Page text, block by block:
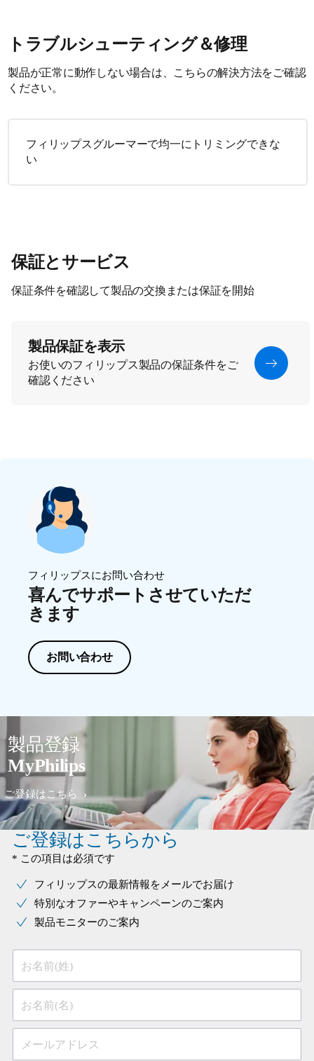
トラブルシューティング＆修理
製品が正常に動作しない場合は、こちらの解決方法をご確認
ください。
フィリップスグルーマーで均一にトリミングできな
い
保証とサービス
保証条件を確認して製品の交換または保証を開始
製品保証を表示
お使いのフィリップス製品の保証条件をご
確認ください
フィリップスにお問い合わせ
喜んでサポートさせていただ
きます
お問い合わせ
製品登録
MyPhilips
ご登録はこちら
ご登録はこちらから
* この項目は必須です
フィリップスの最新情報をメールでお届け
特別なオファーやキャンペーンのご案内
製品モニターのご案内
お名前(姓)
お名前(名)
メールアドレス